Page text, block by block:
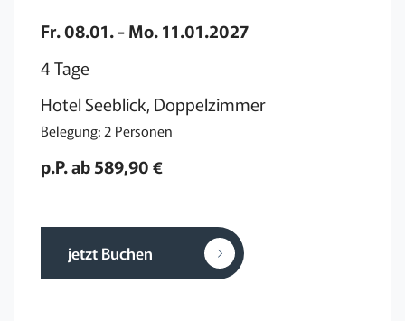
Fr. 08.01. - Mo. 11.01.2027
4 Tage
Hotel Seeblick, Doppelzimmer
Belegung: 2 Personen
p.P. ab 589,90 €
jetzt Buchen